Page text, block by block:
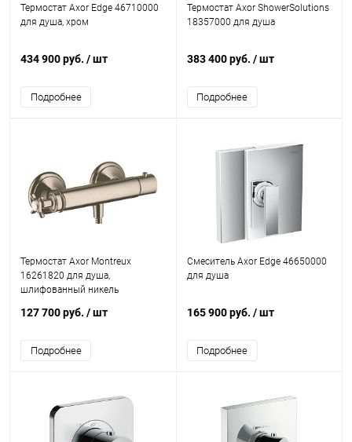
Термостат Axor Edge 46710000
для душа, хром
434 900 руб. / шт
Подробнее
Термостат Axor ShowerSolutions
18357000 для душа
383 400 руб. / шт
Подробнее
Термостат Axor Montreux
16261820 для душа,
шлифованный никель
127 700 руб. / шт
Подробнее
Смеситель Axor Edge 46650000
для душа
165 900 руб. / шт
Подробнее